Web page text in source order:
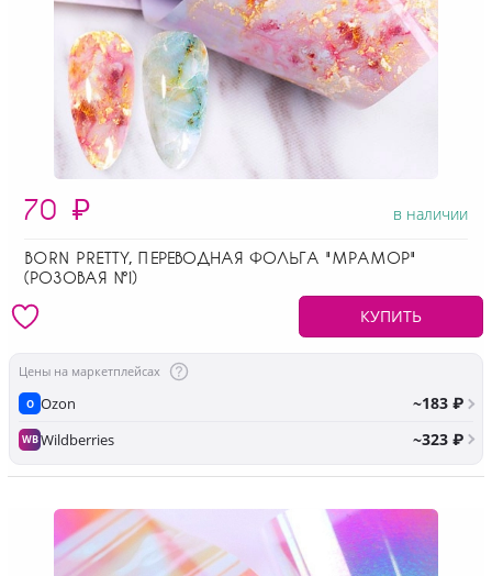
70 ₽ в наличии
BORN PRETTY, ПЕРЕВОДНАЯ ФОЛЬГА "МРАМОР"
(РОЗОВАЯ №1)
КУПИТЬ
Цены на маркетплейсах
O Ozon ~183 ₽
WBWildberries ~323 ₽